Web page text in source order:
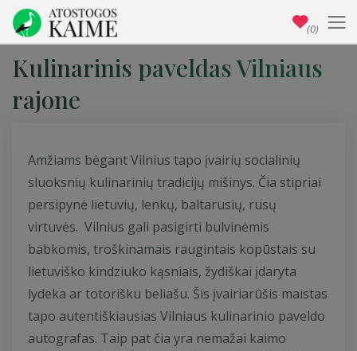
Kulinarinis paveldas Vilniaus
rajone
Amžiams bėgant Vilnius tapo įvairių socialinių
sluoksnių kulinarinių tradicijų mišinys. Čia stipriai
persipynė lietuvių, lenkų, baltarusių, rusų
virtuvės. Vilnius gali pasigirti bulvinėmis
babkomis, troškinamais raugintais kopūstais su
lietuviško kindziuko kąsniais, žydiškai įdaryta
lydeka ar totorišku beliašu. Šis įvairiarūšis maistas
tapo autentiškiausias Vilniaus kulinarinio paveldo
autografas. Taip pat čia yra nemažai kaimo
(0)